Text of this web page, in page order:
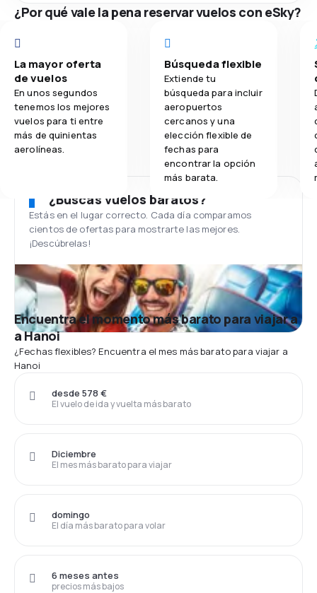
¿Por qué vale la pena reservar vuelos con eSky?
La mayor oferta
de vuelos
En unos segundos
tenemos los mejores
vuelos para ti entre
más de quinientas
aerolíneas.
Búsqueda flexible
Extiende tu
búsqueda para incluir
aeropuertos
cercanos y una
elección flexible de
fechas para
encontrar la opción
más barata.
¿Buscas vuelos baratos?
Estás en el lugar correcto. Cada día comparamos
cientos de ofertas para mostrarte las mejores.
¡Descúbrelas!
Encuentra el momento más barato para viajar a
a Hanoi
¿Fechas flexibles? Encuentra el mes más barato para viajar a
Hanoi
El vuelo de ida y vuelta más barato
desde 578 €
El mes más barato para viajar
Diciembre
El día más barato para volar
domingo
precios más bajos
6 meses antes